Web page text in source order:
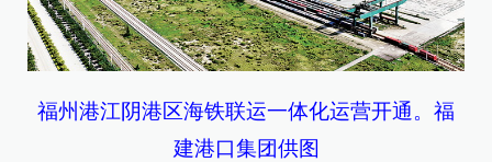
福州港江阴港区海铁联运一体化运营开通。福
建港口集团供图